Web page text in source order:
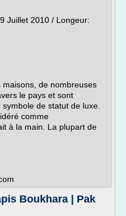
Juillet 2010 / Longeur:
de nombreuses
le pays et sont
de statut de luxe.
comme
à la main. La plupart de
Boukhara | Pak